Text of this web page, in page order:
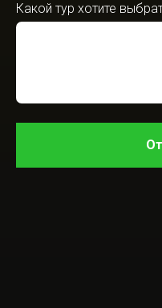
Какой тур хотите